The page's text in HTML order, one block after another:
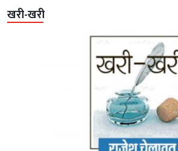
खरी-खरी